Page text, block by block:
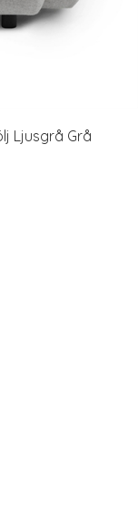
Ljusgrå Grå